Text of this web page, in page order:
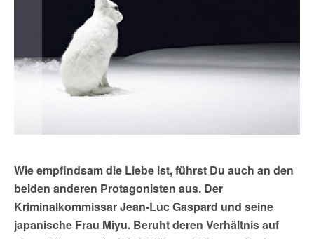
Wie empfindsam die Liebe ist, führst Du auch an den
beiden anderen Protagonisten aus. Der
Kriminalkommissar Jean-Luc Gaspard und seine
japanische Frau Miyu. Beruht deren Verhältnis auf